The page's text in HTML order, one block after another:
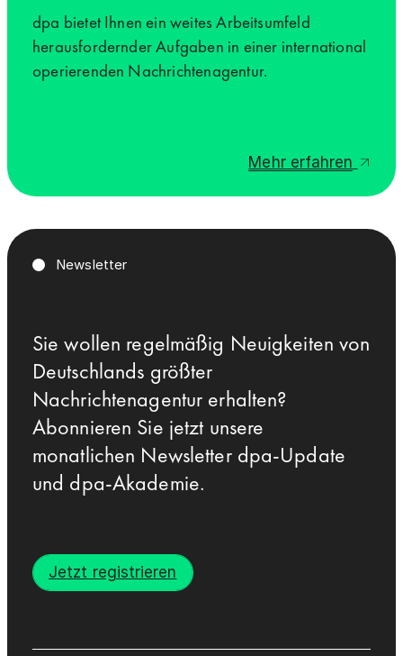
dpa bietet Ihnen ein weites Arbeitsumfeld
herausfordernder Aufgaben in einer international
operierenden Nachrichtenagentur.
Mehr erfahren
Newsletter
Sie wollen regelmäßig Neuigkeiten von
Deutschlands größter
Nachrichtenagentur erhalten?
Abonnieren Sie jetzt unsere
monatlichen Newsletter dpa-Update
und dpa-Akademie.
Jetzt registrieren